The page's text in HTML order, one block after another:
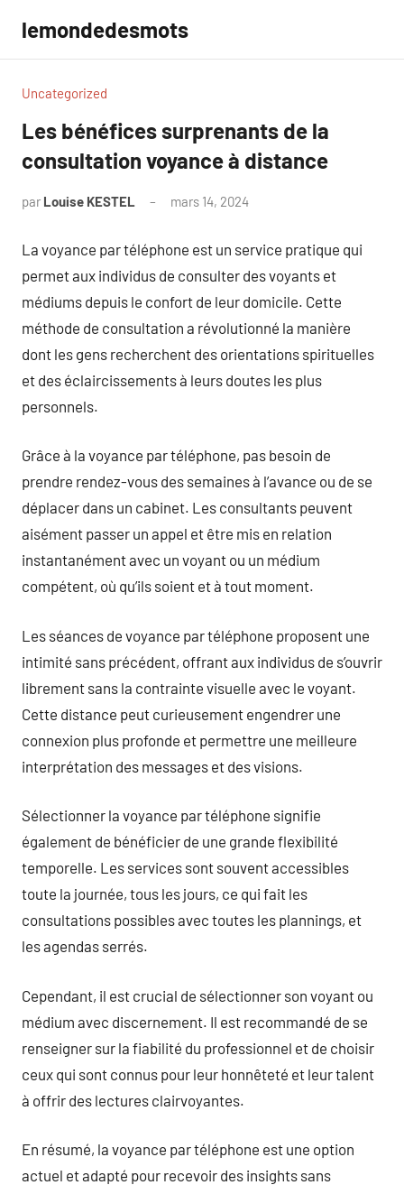
contenu
lemondedesmots
Uncategorized
Les bénéfices surprenants de la
consultation voyance à distance
par Louise KESTEL mars 14, 2024
La voyance par téléphone est un service pratique qui
permet aux individus de consulter des voyants et
médiums depuis le confort de leur domicile. Cette
méthode de consultation a révolutionné la manière
dont les gens recherchent des orientations spirituelles
et des éclaircissements à leurs doutes les plus
personnels.
Grâce à la voyance par téléphone, pas besoin de
prendre rendez-vous des semaines à l’avance ou de se
déplacer dans un cabinet. Les consultants peuvent
aisément passer un appel et être mis en relation
instantanément avec un voyant ou un médium
compétent, où qu’ils soient et à tout moment.
Les séances de voyance par téléphone proposent une
intimité sans précédent, offrant aux individus de s’ouvrir
librement sans la contrainte visuelle avec le voyant.
Cette distance peut curieusement engendrer une
connexion plus profonde et permettre une meilleure
interprétation des messages et des visions.
Sélectionner la voyance par téléphone signifie
également de bénéficier de une grande flexibilité
temporelle. Les services sont souvent accessibles
toute la journée, tous les jours, ce qui fait les
consultations possibles avec toutes les plannings, et
les agendas serrés.
Cependant, il est crucial de sélectionner son voyant ou
médium avec discernement. Il est recommandé de se
renseigner sur la fiabilité du professionnel et de choisir
ceux qui sont connus pour leur honnêteté et leur talent
à offrir des lectures clairvoyantes.
En résumé, la voyance par téléphone est une option
actuel et adapté pour recevoir des insights sans